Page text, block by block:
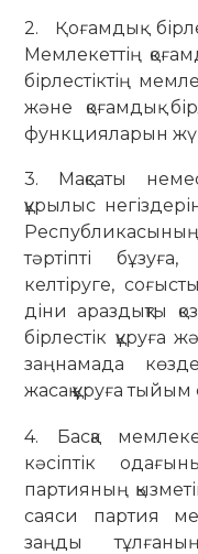
2. Қоғамдық
Мемлекеттің
бірлестіктің
және қоғамдық
функцияларын
3. Мақсаты
құрылыс
тәртіпті бұзуға,
келтіруге,
діни араздықты
бірлестік құруға
заңнамада
жасақ құруға
4. Басқа
кәсіптік
партияның
саяси партия
заңды